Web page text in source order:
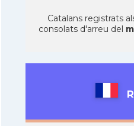
Catalans registrats
consolats d'arreu del